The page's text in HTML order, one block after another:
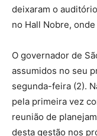
deixaram o
no Hall Nobre,
O governador de
assumidos no seu
segunda-feira (2).
pela primeira vez
reunião de
desta gestão nos